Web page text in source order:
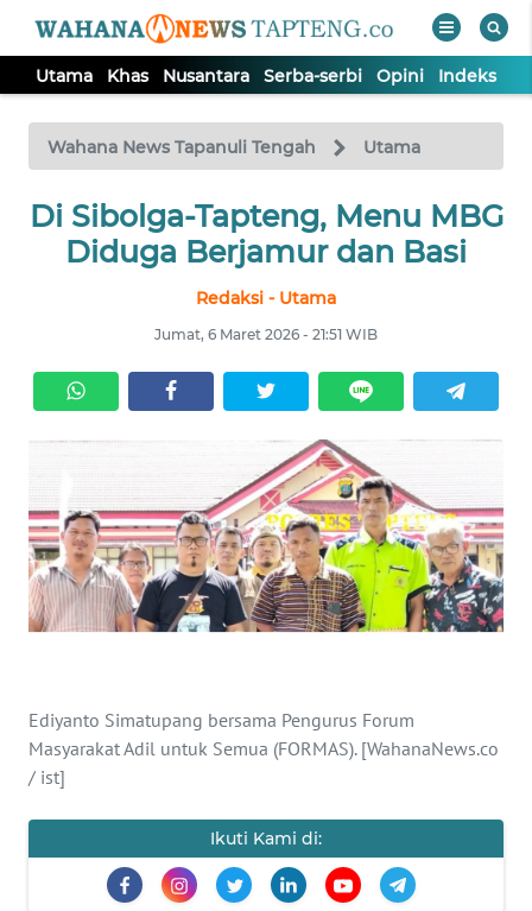
Utama Khas Nusantara Serba-serbi Opini Indeks
Wahana News Tapanuli Tengah Utama
Di Sibolga-Tapteng, Menu MBG
Diduga Berjamur dan Basi
Redaksi - Utama
Jumat, 6 Maret 2026 - 21:51 WIB
Ediyanto Simatupang bersama Pengurus Forum
Masyarakat Adil untuk Semua (FORMAS). [WahanaNews.co
/ ist]
Ikuti Kami di:
TV
Tutup
UTAMA
SERBA-
SERBI
OPINI
Informasi
INDEKS
KAMI
INFO
IKLAN